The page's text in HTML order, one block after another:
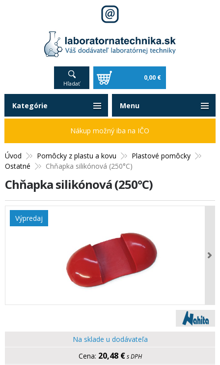
Hľadať
0,00 €
Úvod Pomôcky z plastu a kovu
Plastové pomôcky
Ostatné
Chňapka silikónová (250°C)
Chňapka silikónová (250°C)
Výpredaj
Na sklade u dodávateľa
20,48 € s DPH
Kategórie
Nákup možný iba na IČO
Menu